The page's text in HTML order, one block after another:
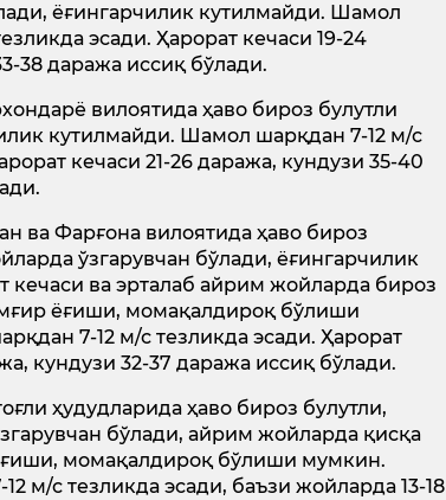
ёғингарчилик кутилмайди. Шамол
эсади. Ҳарорат кечаси 19-24
38 даража иссиқ бўлади.
вилоятида ҳаво бироз булутли
кутилмайди. Шамол шарқдан 7-12 м/с
кечаси 21-26 даража, кундузи 35-40
ва Фарғона вилоятида ҳаво бироз
ўзгарувчан бўлади, ёғингарчилик
кечаси ва эрталаб айрим жойларда бироз
ёғиши, момақалдироқ бўлиши
7-12 м/с тезликда эсади. Ҳарорат
кундузи 32-37 даража иссиқ бўлади.
ҳудудларида ҳаво бироз булутли,
бўлади, айрим жойларда қисқа
момақалдироқ бўлиши мумкин.
м/с тезликда эсади, баъзи жойларда 13-18